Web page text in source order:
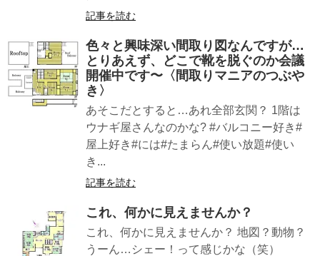
記事を読む
色々と興味深い間取り図なんですが…
とりあえず、どこで靴を脱ぐのか会議
開催中です〜〈間取りマニアのつぶや
き〉
あそこだとすると…あれ全部玄関？ 1階は
ウナギ屋さんなのかな? #バルコニー好き#
屋上好き#には#たまらん#使い放題#使い
き...
記事を読む
これ、何かに見えませんか？
これ、何かに見えませんか？ 地図？動物？
うーん…シェー！って感じかな（笑）